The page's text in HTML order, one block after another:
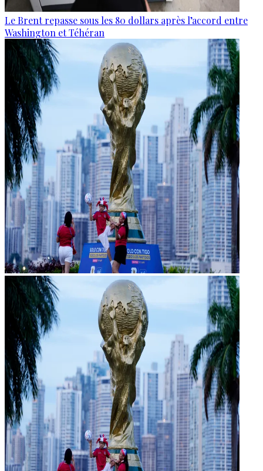
Le Brent repasse sous les 80 dollars après l’accord entre
Washington et Téhéran